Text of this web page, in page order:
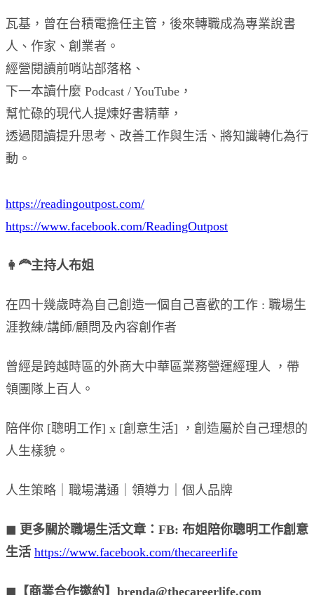
瓦基，曾在台積電擔任主管，後來轉職成為專業說書
人、作家、創業者。
經營閱讀前哨站部落格、
下一本讀什麼 Podcast / YouTube，
幫忙碌的現代人提煉好書精華，
透過閱讀提升思考、改善工作與生活、將知識轉化為行
動。
https://readingoutpost.com/
https://www.facebook.com/ReadingOutpost
👩‍🦰主持人布姐
在四十幾歲時為自己創造一個自己喜歡的工作 : 職場生
涯教練/講師/顧問及內容創作者
曾經是跨越時區的外商大中華區業務營運經理人 ，帶
領團隊上百人。
陪伴你 [聰明工作] x [創意生活] ，創造屬於自己理想的
人生樣貌。
人生策略｜職場溝通｜領導力｜個人品牌
◼︎ 更多關於職場生活文章：FB: 布姐陪你聰明工作創意
生活 https://www.facebook.com/thecareerlife
◼︎【商業合作邀約】brenda@thecareerlife.com